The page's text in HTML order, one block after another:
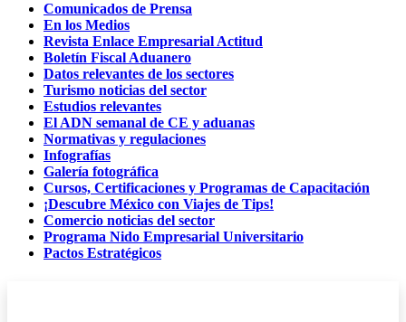
Comunicados de Prensa
En los Medios
Revista Enlace Empresarial Actitud
Boletín Fiscal Aduanero
Datos relevantes de los sectores
Turismo noticias del sector
Estudios relevantes
El ADN semanal de CE y aduanas
Normativas y regulaciones
Infografías
Galería fotográfica
Cursos, Certificaciones y Programas de Capacitación
¡Descubre México con Viajes de Tips!
Comercio noticias del sector
Programa Nido Empresarial Universitario
Pactos Estratégicos